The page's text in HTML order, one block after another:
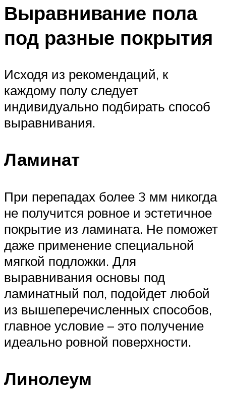
Выравнивание пола
под разные покрытия
Исходя из рекомендаций, к
каждому полу следует
индивидуально подбирать способ
выравнивания.
Ламинат
При перепадах более 3 мм никогда
не получится ровное и эстетичное
покрытие из ламината. Не поможет
даже применение специальной
мягкой подложки. Для
выравнивания основы под
ламинатный пол, подойдет любой
из вышеперечисленных способов,
главное условие – это получение
идеально ровной поверхности.
Линолеум